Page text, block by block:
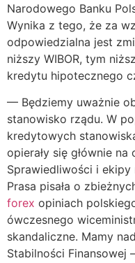
Narodowego Banku
Wynika z tego, że za
odpowiedzialna jest
niższy WIBOR, tym
kredytu hipotecznego
— Będziemy uważnie
stanowisko rządu. W
kredytowych
opierały się głównie
Sprawiedliwości i
Prasa pisała o
forex opiniach
ówczesnego
skandaliczne. Mamy
Stabilności